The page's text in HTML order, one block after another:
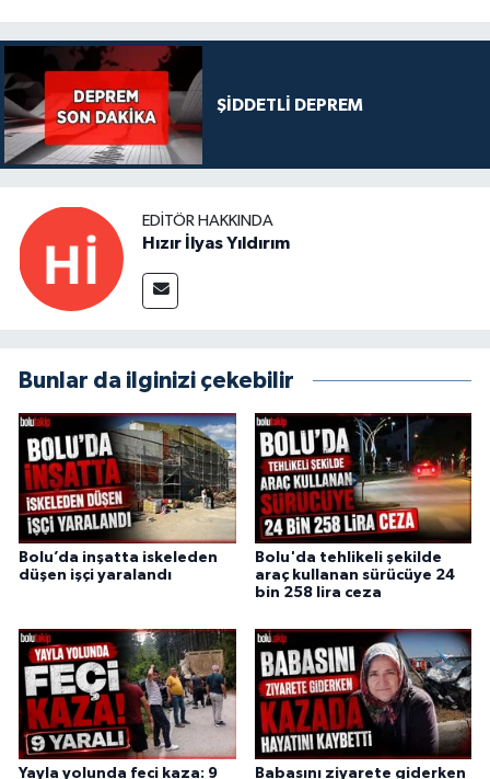
ŞİDDETLİ DEPREM
EDITÖR HAKKINDA
Hızır İlyas Yıldırım
Bunlar da ilginizi çekebilir
Bolu’da inşatta iskeleden
düşen işçi yaralandı
Bolu'da tehlikeli şekilde
araç kullanan sürücüye 24
bin 258 lira ceza
Yayla yolunda feci kaza: 9 Babasını ziyarete giderken